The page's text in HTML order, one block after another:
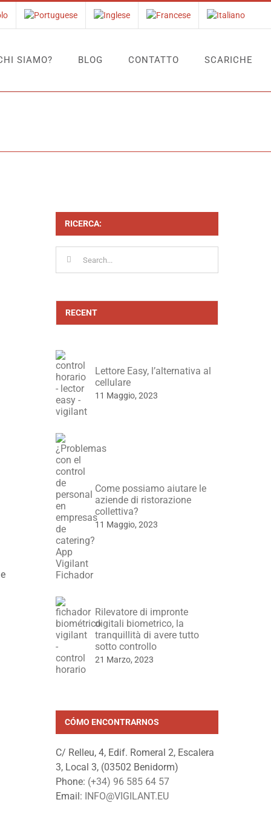
SIAMO? BLOG CONTATTO SCARICHE
RICERCA:
RECENT
Lettore Easy, l’alternativa al
cellulare
11 Maggio, 2023
Come possiamo aiutare le
aziende di ristorazione
collettiva?
11 Maggio, 2023
Rilevatore di impronte
digitali biometrico, la
tranquillità di avere tutto
sotto controllo
21 Marzo, 2023
CÓMO ENCONTRARNOS
C/ Relleu, 4, Edif. Romeral 2, Escalera
3, Local 3, (03502 Benidorm)
Phone: (+34) 96 585 64 57
Email: INFO@VIGILANT.EU